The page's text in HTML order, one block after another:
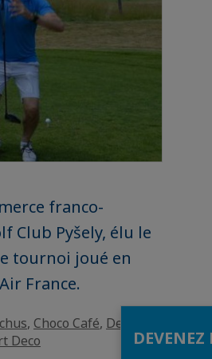
franco-
Club Pyšely, élu le
tournoi joué en
France.
, Choco Café, Delor
Deco
DEVENEZ